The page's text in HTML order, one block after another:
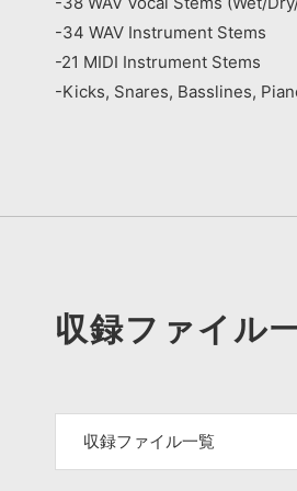
-34 WAV Instrument Stems
-21 MIDI Instrument Stems
-Kicks, Snares, Basslines,
収録ファイル
収録ファイル一覧